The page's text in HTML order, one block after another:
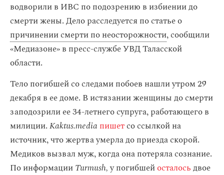
водворили в ИВС по подозрению в избиении до
смерти жены. Дело расследуется по статье о
причинении смерти по неосторожности, сообщили
«Медиазоне» в пресс-службе УВД Таласской
области.
Тело погибшей со следами побоев нашли утром 29
декабря в ее доме. В истязании женщины до смерти
заподозрили ее 34-летнего супруга, работающего в
милиции.Kaktus.media пишетсо ссылкой на
источник, что жертва умерла до приезда скорой.
Медиков вызвал муж, когда она потеряла сознание.
По информацииTurmush,у погибшейосталосьдвое